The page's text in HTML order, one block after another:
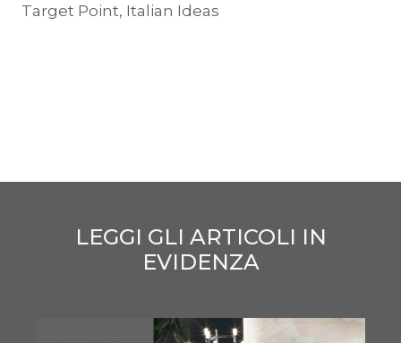
Target Point, Italian Ideas
LEGGI GLI ARTICOLI IN
EVIDENZA